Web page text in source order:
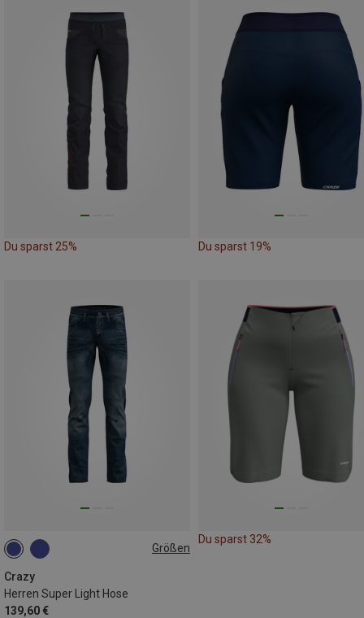
Du sparst 25% Du sparst 19%
Größen
Crazy
Herren Super Light Hose
139,60 €
M L
Du sparst 32%